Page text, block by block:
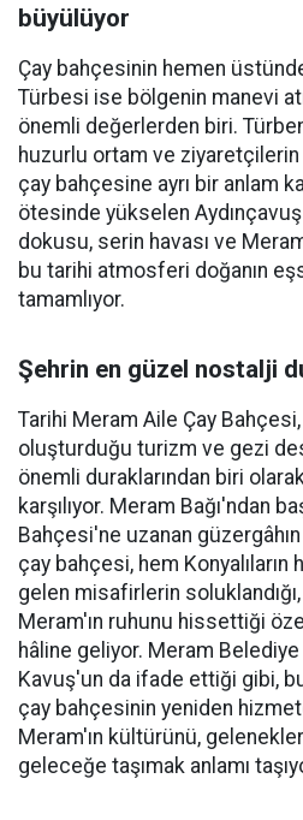
büyülüyor
Çay bahçesinin hemen
Türbesi ise bölgenin manevi
önemli değerlerden biri.
huzurlu ortam ve ziyaretçilerin
çay bahçesine ayrı bir anlam
ötesinde yükselen
dokusu, serin havası ve
bu tarihi atmosferi doğanın
tamamlıyor.
Şehrin en güzel nostalji
Tarihi Meram Aile Çay
oluşturduğu turizm ve gezi
önemli duraklarından biri
karşılıyor. Meram Bağı'ndan
Bahçesi'ne uzanan
çay bahçesi, hem Konyalıların
gelen misafirlerin
Meram'ın ruhunu hissettiği
hâline geliyor. Meram
Kavuş'un da ifade ettiği gibi,
çay bahçesinin yeniden
Meram'ın kültürünü,
geleceğe taşımak anlamı